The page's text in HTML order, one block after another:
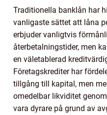
Traditionella banklån har
vanligaste sättet att låna
erbjuder vanligtvis
återbetalningstider, men
en väletablerad
Företagskrediter har
tillgång till kapital, men
omedelbar likviditet
vara dyrare på grund av